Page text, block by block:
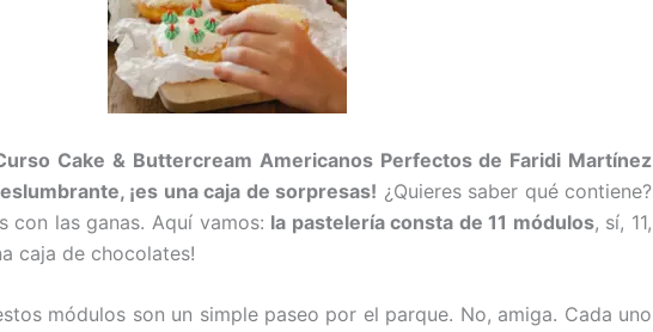
Cake & Buttercream Americanos Perfectos de Faridi Martínez
¡es una caja de sorpresas! ¿Quieres saber qué contiene?
con las ganas. Aquí vamos: la pastelería consta de 11 módulos, sí, 11,
caja de chocolates!
módulos son un simple paseo por el parque. No, amiga. Cada uno